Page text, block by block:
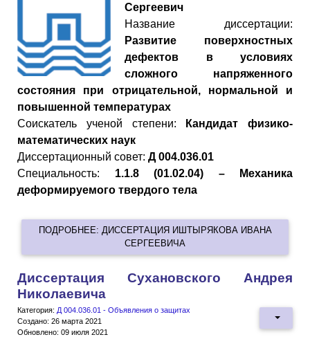
Сергеевич
Название диссертации:
Развитие поверхностных
дефектов в условиях
сложного напряженного
состояния при отрицательной, нормальной и
повышенной температурах
Cоискатель ученой степени:
Кандидат физико-
математических наук
Диссертационный совет: Д 004.036.01
Специальность: 1.1.8 (01.02.04) – Механика
деформируемого твердого тела
ПОДРОБНЕЕ: ДИССЕРТАЦИЯ ИШТЫРЯКОВА ИВАНА
СЕРГЕЕВИЧА
Диссертация Сухановского Андрея
Николаевича
Категория: Д 004.036.01 - Объявления о защитах
Создано: 26 марта 2021
Обновлено: 09 июля 2021